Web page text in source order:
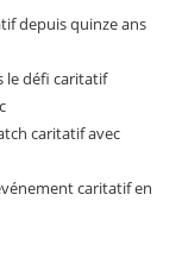
depuis quinze ans
le défi caritatif
caritatif avec
caritatif en